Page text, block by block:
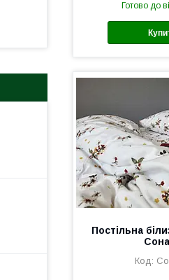
Готово до
Постільна